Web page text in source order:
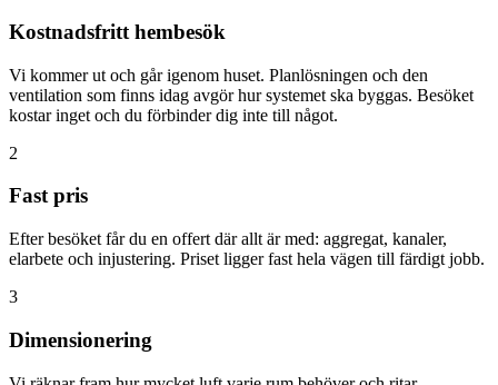
Kostnadsfritt hembesök
Vi kommer ut och går igenom huset. Planlösningen och den
ventilation som finns idag avgör hur systemet ska byggas. Besöket
kostar inget och du förbinder dig inte till något.
2
Fast pris
Efter besöket får du en offert där allt är med: aggregat, kanaler,
elarbete och injustering. Priset ligger fast hela vägen till färdigt jobb.
3
Dimensionering